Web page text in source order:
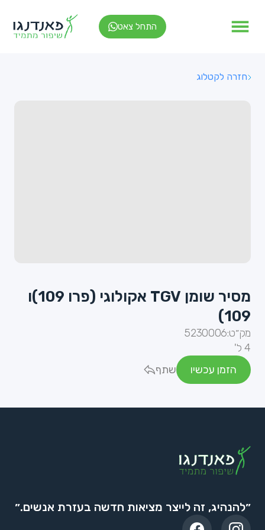
התחל צאט
חזרה לקטלוג
מסיר שומן TGV אקולוגי (פרו 109)ו
109)
מק״ט:5230006
4 ל'
הזמן עכשיו
שתף
״להנהיג, זה לייצר מציאות חדשה בעזרת אנשים.״